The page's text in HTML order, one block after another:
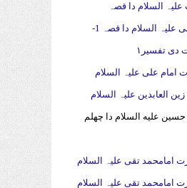
السلام دا قصہ
السلام دا قصہ 1-
تفسیر۱
علی علیہ السلام
العابدین علیہ السلام
علیه السلام دا چهلم
امامحمد تقی علیہ السلام
امامحمد تقی علیہ السلام